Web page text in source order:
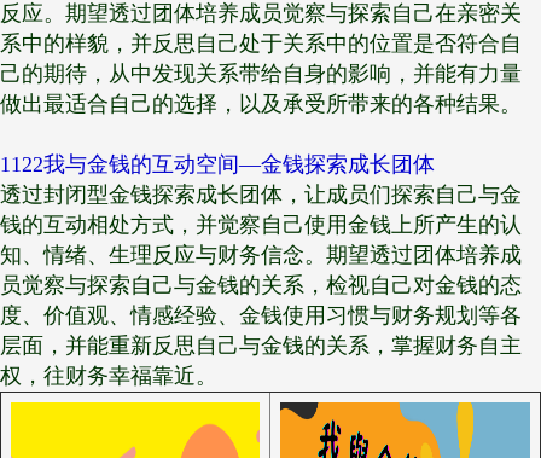
反应。期望透过团体培养成员觉察与探索自己在亲密关
系中的样貌，并反思自己处于关系中的位置是否符合自
己的期待，从中发现关系带给自身的影响，并能有力量
做出最适合自己的选择，以及承受所带来的各种结果。
1122我与金钱的互动空间—金钱探索成长团体
透过封闭型金钱探索成长团体，让成员们探索自己与金
钱的互动相处方式，并觉察自己使用金钱上所产生的认
知、情绪、生理反应与财务信念。期望透过团体培养成
员觉察与探索自己与金钱的关系，检视自己对金钱的态
度、价值观、情感经验、金钱使用习惯与财务规划等各
层面，并能重新反思自己与金钱的关系，掌握财务自主
权，往财务幸福靠近。